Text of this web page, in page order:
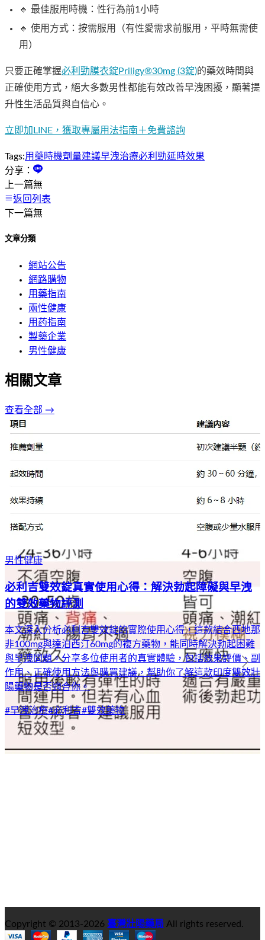
🔹 最佳服用時機：性行為前1小時
🔹 使用方式：按需服用（有性愛需求前服用，平時無需使
用）
只要正確掌握必利勁膜衣錠Priligy®30mg (3錠)的藥效時間與
正確使用方式，絕大多數男性都能有效改善早洩困擾，顯著提
升性生活品質與自信心。
立即加LINE，獲取專屬用法指南＋免費諮詢
Tags:用藥時機劑量建議早洩治療必利勁延時效果
分享：
上一篇無
返回列表
下一篇無
文章分類
網站公告
網路購物
用藥指南
兩性健康
用药指南
製藥企業
男性健康
相關文章
查看全部 →
男性健康
必利吉雙效錠真實使用心得：解決勃起障礙與早洩
的雙效藥物評測
本文深入分析必利吉雙效錠的實際使用心得，這款結合西地那
非100mg與達泊西汀60mg的複方藥物，能同時解決勃起困難
與早洩問題。分享多位使用者的真實體驗，包括效果評價、副
作用、正確使用方法與購買建議，幫助你了解這款印度雙效壯
陽藥物是否適合你。
#早洩治療#必利吉#雙效藥物
Copyright © 2013-2026 臺灣壯陽藥局 All rights reserved.